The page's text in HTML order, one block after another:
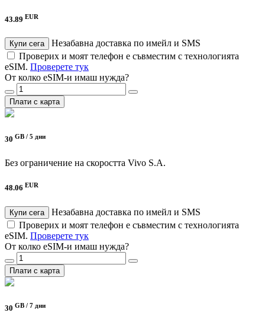
43.89 EUR
Купи сега
Незабавна доставка по имейл и SMS
Проверих и моят телефон е съвместим с технологията
eSIM. Проверете тук
От колко eSIM-и имаш нужда?
Плати с карта
30 GB / 5 дни
Без ограничение на скоростта Vivo S.A.
48.06 EUR
Купи сега
Незабавна доставка по имейл и SMS
Проверих и моят телефон е съвместим с технологията
eSIM. Проверете тук
От колко eSIM-и имаш нужда?
Плати с карта
30 GB / 7 дни